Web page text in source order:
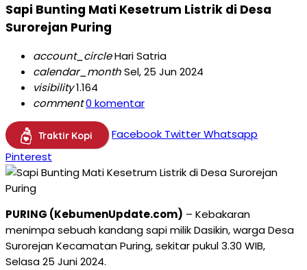
Sapi Bunting Mati Kesetrum Listrik di Desa
Surorejan Puring
account_circleHari Satria
calendar_monthSel, 25 Jun 2024
visibility1.164
comment0 komentar
Traktir Kopi Facebook TwitterWhatsapp
Pinterest
PURING (KebumenUpdate.com) – Kebakaran
menimpa sebuah kandang sapi milik Dasikin, warga Desa
Surorejan Kecamatan Puring, sekitar pukul 3.30 WIB,
Selasa 25 Juni 2024.